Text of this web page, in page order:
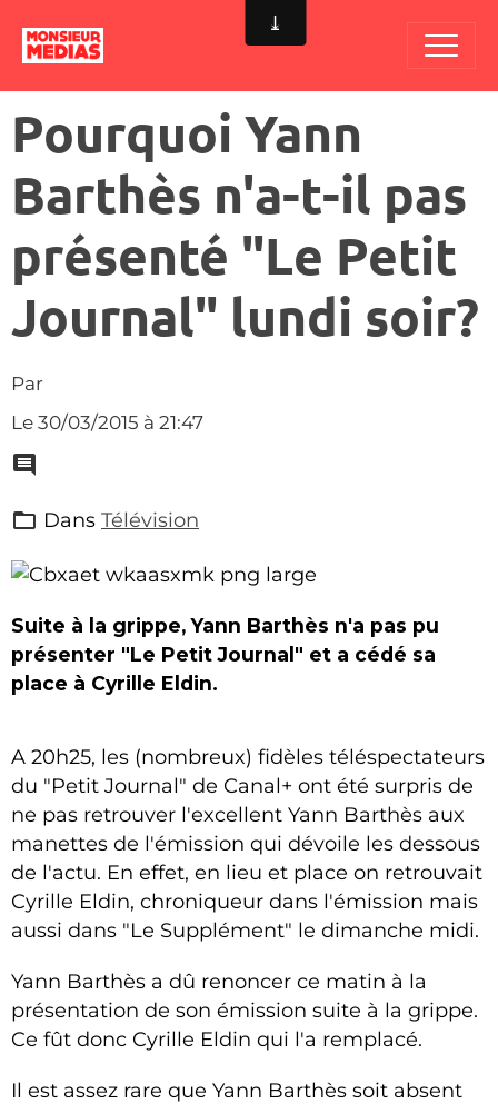
Pourquoi Yann
Barthès n'a-t-il pas
présenté "Le Petit
Journal" lundi soir?
Par
Le 30/03/2015 à 21:47
Dans Télévision
Suite à la grippe, Yann Barthès n'a pas pu
présenter "Le Petit Journal" et a cédé sa
place à Cyrille Eldin.
A 20h25, les (nombreux) fidèles téléspectateurs
du "Petit Journal" de Canal+ ont été surpris de
ne pas retrouver l'excellent Yann Barthès aux
manettes de l'émission qui dévoile les dessous
de l'actu. En effet, en lieu et place on retrouvait
Cyrille Eldin, chroniqueur dans l'émission mais
aussi dans "Le Supplément" le dimanche midi.
Yann Barthès a dû renoncer ce matin à la
présentation de son émission suite à la grippe.
Ce fût donc Cyrille Eldin qui l'a remplacé.
Il est assez rare que Yann Barthès soit absent